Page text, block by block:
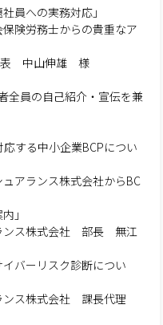
員への実務対応」
険労務士からの貴重なア
表 中山伸雄 様
全員の自己紹介・宣伝を兼
する中小企業BCPについ
アランス株式会社からBC
」
ンス株式会社 部長 無江
イバーリスク診断につい
ンス株式会社 課長代理